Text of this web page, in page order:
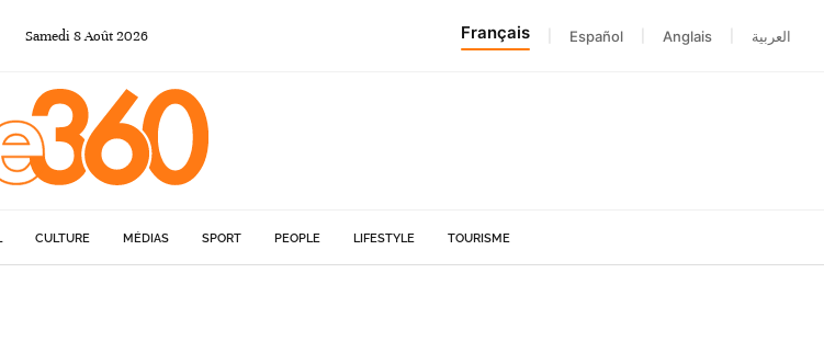
Samedi 8Août2026 Français Español Anglais العربية
CULTURE MÉDIAS SPORT PEOPLE LIFESTYLE TOURISME